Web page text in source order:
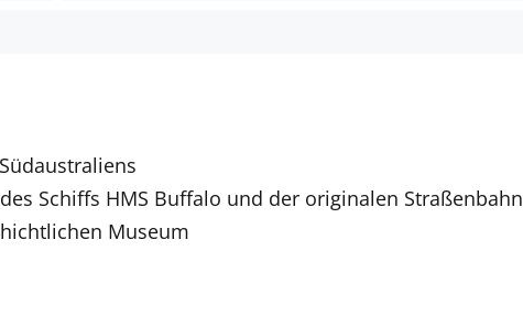
Schiffs HMS Buffalo und der originalen Straßenbahn
Museum